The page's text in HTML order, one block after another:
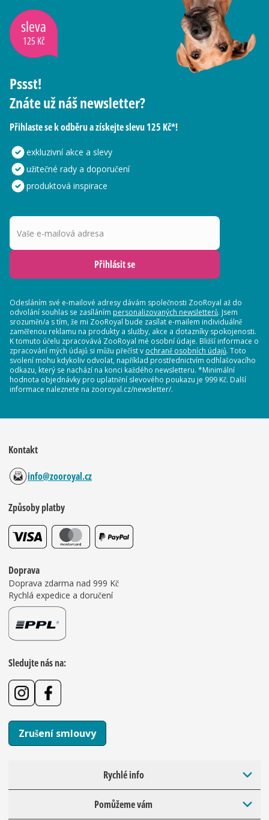
sleva
125 Kč
Pssst!
Znáte už náš newsletter?
Přihlaste se k odběru a získejte slevu 125 Kč*!
exkluzivní akce a slevy
užitečné rady a doporučení
produktová inspirace
Vaše e-mailová adresa
Přihlásit se
Odesláním své e-mailové adresy dávám společnosti ZooRoyal až do
odvolání souhlas se zasíláním personalizovaných newsletterů. Jsem
srozuměn/a s tím, že mi ZooRoyal bude zasílat e-mailem individuálně
zaměřenou reklamu na produkty a služby, akce a dotazníky spokojenosti.
K tomuto účelu zpracovává ZooRoyal mé osobní údaje. Bližší informace o
zpracování mých údajů si můžu přečíst v ochraně osobních údajů. Toto
svolení mohu kdykoliv odvolat, například prostřednictvím odhlašovacího
odkazu, který se nachází na konci každého newsletteru. *Minimální
hodnota objednávky pro uplatnění slevového poukazu je 999 Kč. Další
informace naleznete na zooroyal.cz/newsletter/.
Kontakt
info@zooroyal.cz
Způsoby platby
Doprava
Doprava zdarma nad 999 Kč
Rychlá expedice a doručení
Sledujte nás na:
Zrušení smlouvy
Rychlé info
Pomůžeme vám